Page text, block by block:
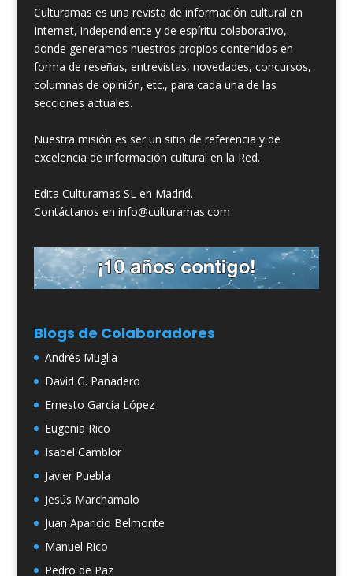
Culturamas es una revista de información cultural en
Internet, independiente y de espíritu colaborativo,
donde generamos nuestros propios contenidos en
forma de reseñas, entrevistas, novedades, concursos,
columnas de opinión, etc., para cada una de las
secciones actuales.
Nuestra misión es ser un sitio de referencia y de
excelencia de información cultural en la Red.
Edita Culturamas SL en Madrid.
Contáctanos en info@culturamas.com
Blogs de Colaboradores
Andrés Muglia
David G. Panadero
Ernesto García López
Eugenia Rico
Isabel Camblor
Javier Puebla
Jesús Marchamalo
Juan Aparicio Belmonte
Manuel Rico
Pedro de Paz